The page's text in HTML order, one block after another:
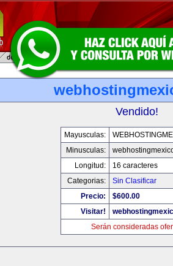
Vendido!
Mayusculas:
Minusculas:
Longitud:
16 caracteres
Categorias:
Sin Clasificar
Precio:
$600.00
Visitar!
Serán consideradas